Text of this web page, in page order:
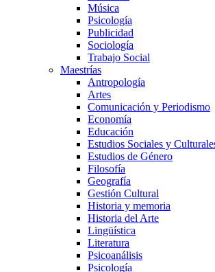
Música
Psicología
Publicidad
Sociología
Trabajo Social
Maestrías
Antropología
Artes
Comunicación y Periodismo
Economía
Educación
Estudios Sociales y
Estudios de Género
Filosofía
Geografía
Gestión Cultural
Historia y memoria
Historia del Arte
Lingüística
Literatura
Psicoanálisis
Psicología